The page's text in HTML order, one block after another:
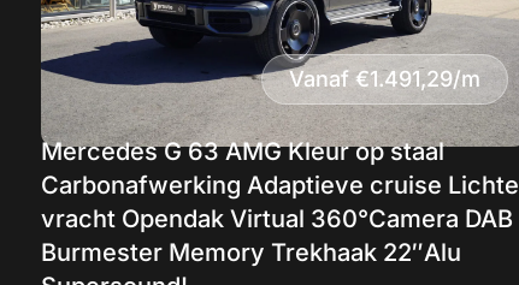
Vanaf €1.491,29/m
Mercedes G 63 AMG Kleur op staal
Carbonafwerking Adaptieve cruise Lichte
vracht Opendak Virtual 360°Camera DAB
Burmester Memory Trekhaak 22″Alu